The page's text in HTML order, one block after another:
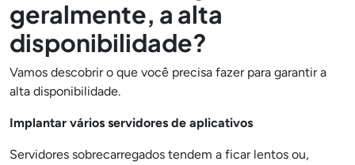
geralmente, a alta
disponibilidade?
Vamos descobrir o que você precisa fazer para garantir a
alta disponibilidade.
Implantar vários servidores de aplicativos
Servidores sobrecarregados tendem a ficar lentos ou,